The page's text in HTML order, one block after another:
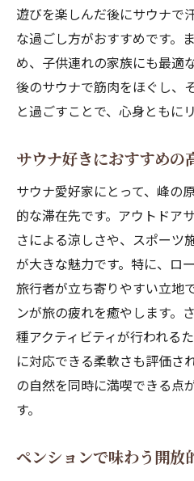
遊びを楽しんだ後にサウナで
な過ごし方がおすすめです。
め、子供連れの家族にも最適
後のサウナで筋肉をほぐし、
と過ごすことで、心身ともに
サウナ好きにおすすめの
サウナ愛好家にとって、峰の
的な滞在先です。アウトドア
さによる涼しさや、スポーツ
が大きな魅力です。特に、ロ
旅行者が立ち寄りやすい立地
ンが旅の疲れを癒やします。
種アクティビティが行われる
に対応できる柔軟さも評価さ
の自然を同時に満喫できる点
す。
ペンションで味わう開放